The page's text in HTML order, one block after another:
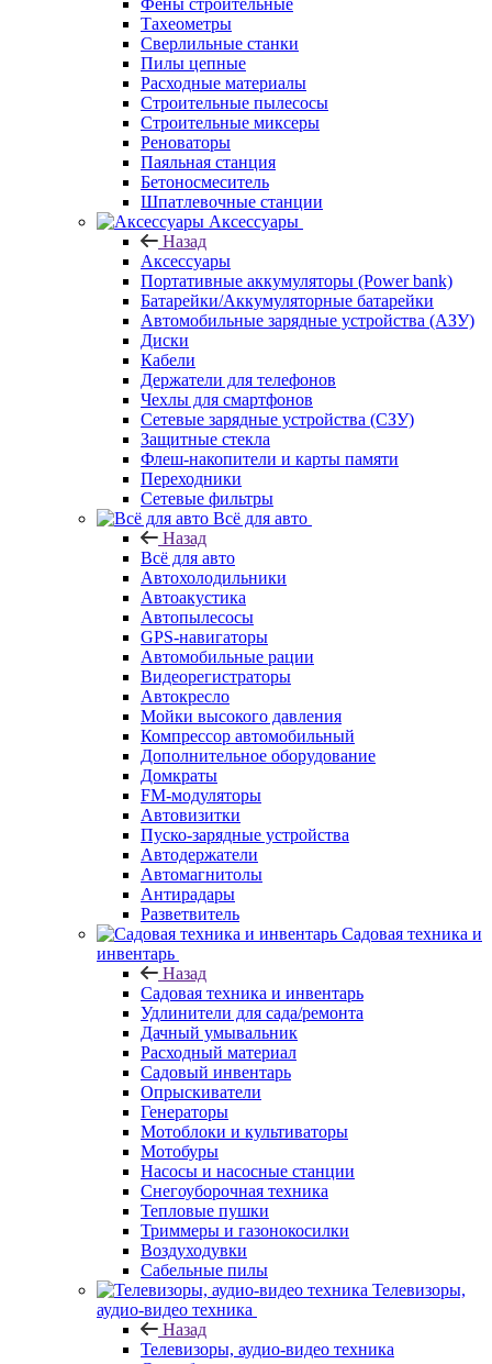
Фены строительные
Тахеометры
Сверлильные станки
Пилы цепные
Расходные материалы
Строительные пылесосы
Строительные миксеры
Реноваторы
Паяльная станция
Бетоносмеситель
Шпатлевочные станции
Аксессуары
Назад
Аксессуары
Портативные аккумуляторы (Power bank)
Батарейки/Аккумуляторные батарейки
Автомобильные зарядные устройства (АЗУ)
Диски
Кабели
Держатели для телефонов
Чехлы для смартфонов
Сетевые зарядные устройства (СЗУ)
Защитные стекла
Флеш-накопители и карты памяти
Переходники
Сетевые фильтры
Всё для авто
Назад
Всё для авто
Автохолодильники
Автоакустика
Автопылесосы
GPS-навигаторы
Автомобильные рации
Видеорегистраторы
Автокресло
Мойки высокого давления
Компрессор автомобильный
Дополнительное оборудование
Домкраты
FM-модуляторы
Автовизитки
Пуско-зарядные устройства
Автодержатели
Автомагнитолы
Антирадары
Разветвитель
Садовая техника и
инвентарь
Назад
Садовая техника и инвентарь
Удлинители для сада/ремонта
Дачный умывальник
Расходный материал
Садовый инвентарь
Опрыскиватели
Генераторы
Мотоблоки и культиваторы
Мотобуры
Насосы и насосные станции
Снегоуборочная техника
Тепловые пушки
Триммеры и газонокосилки
Воздуходувки
Сабельные пилы
Телевизоры,
аудио-видео техника
Назад
Телевизоры, аудио-видео техника